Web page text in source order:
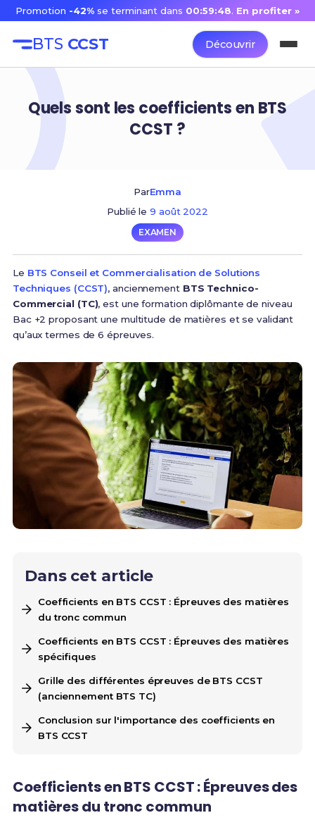
Promotion -42% se terminant dans 00:59:47. En profiter »
BTS CCST Découvrir
Quels sont les coefficients en BTS
CCST ?
ParEmma
Publié le9 août 2022
EXAMEN
Le BTS Conseil et Commercialisation de Solutions
Techniques (CCST), anciennement BTS Technico-
Commercial (TC), est une formation diplômante de niveau
Bac +2 proposant une multitude de matières et se validant
qu’aux termes de 6 épreuves.
Dans cet article
Coefficients en BTS CCST : Épreuves des matières
du tronc commun
Coefficients en BTS CCST : Épreuves des matières
spécifiques
Grille des différentes épreuves de BTS CCST
(anciennement BTS TC)
Conclusion sur l'importance des coefficients en
BTS CCST
Coefficients en BTS CCST : Épreuves des
matières du tronc commun